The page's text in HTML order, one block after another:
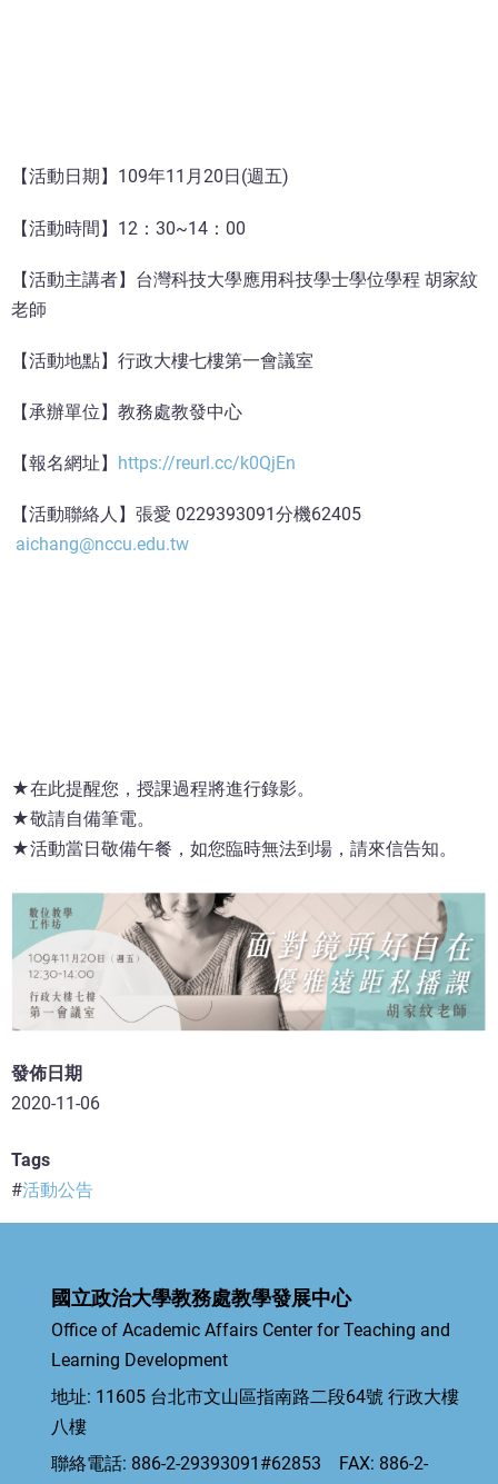
【活動日期】109年11月20日(週五)
【活動時間】12：30~14：00
【活動主講者】台灣科技大學應用科技學士學位學程 胡家紋
老師
【活動地點】行政大樓七樓第一會議室
【承辦單位】教務處教發中心
【報名網址】 https://reurl.cc/k0QjEn
【活動聯絡人】張愛 0229393091分機62405
aichang@nccu.edu.tw
★在此提醒您，授課過程將進行錄影。
★敬請自備筆電。
★活動當日敬備午餐，如您臨時無法到場，請來信告知。
發佈日期
2020-11-06
Tags
活動公告
國立政治大學教務處教學發展中心
Office of Academic Affairs Center for Teaching and
Learning Development
地址: 11605 台北市文山區指南路二段64號 行政大樓
八樓
聯絡電話: 886-2-29393091#62853 FAX: 886-2-